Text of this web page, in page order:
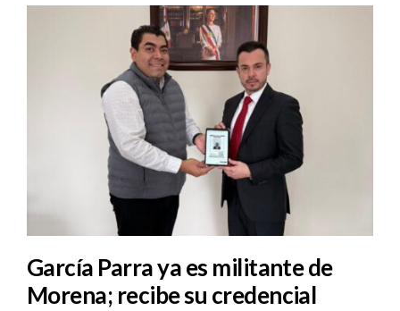
García Parra ya es militante de
Morena; recibe su credencial